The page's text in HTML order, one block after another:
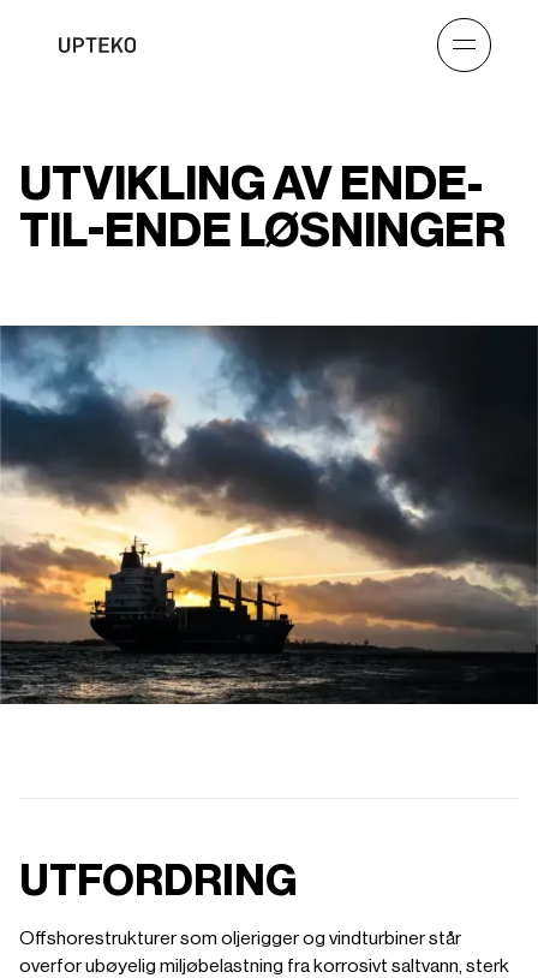
UTVIKLING AV ENDE-
TIL-ENDE LØSNINGER
UTFORDRING
Offshorestrukturer som oljerigger og vindturbiner står
overfor ubøyelig miljøbelastning fra korrosivt saltvann, sterk